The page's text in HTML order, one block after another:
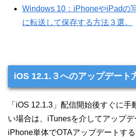
Windows 10：iPhoneやiPadの
に転送して保存する方法３選。
iOS 12.1.３へのアップデート
「iOS 12.1.3」配信開始後すぐに手
い場合は、iTunesを介してアップデ
iPhone単体でOTAアップデートす